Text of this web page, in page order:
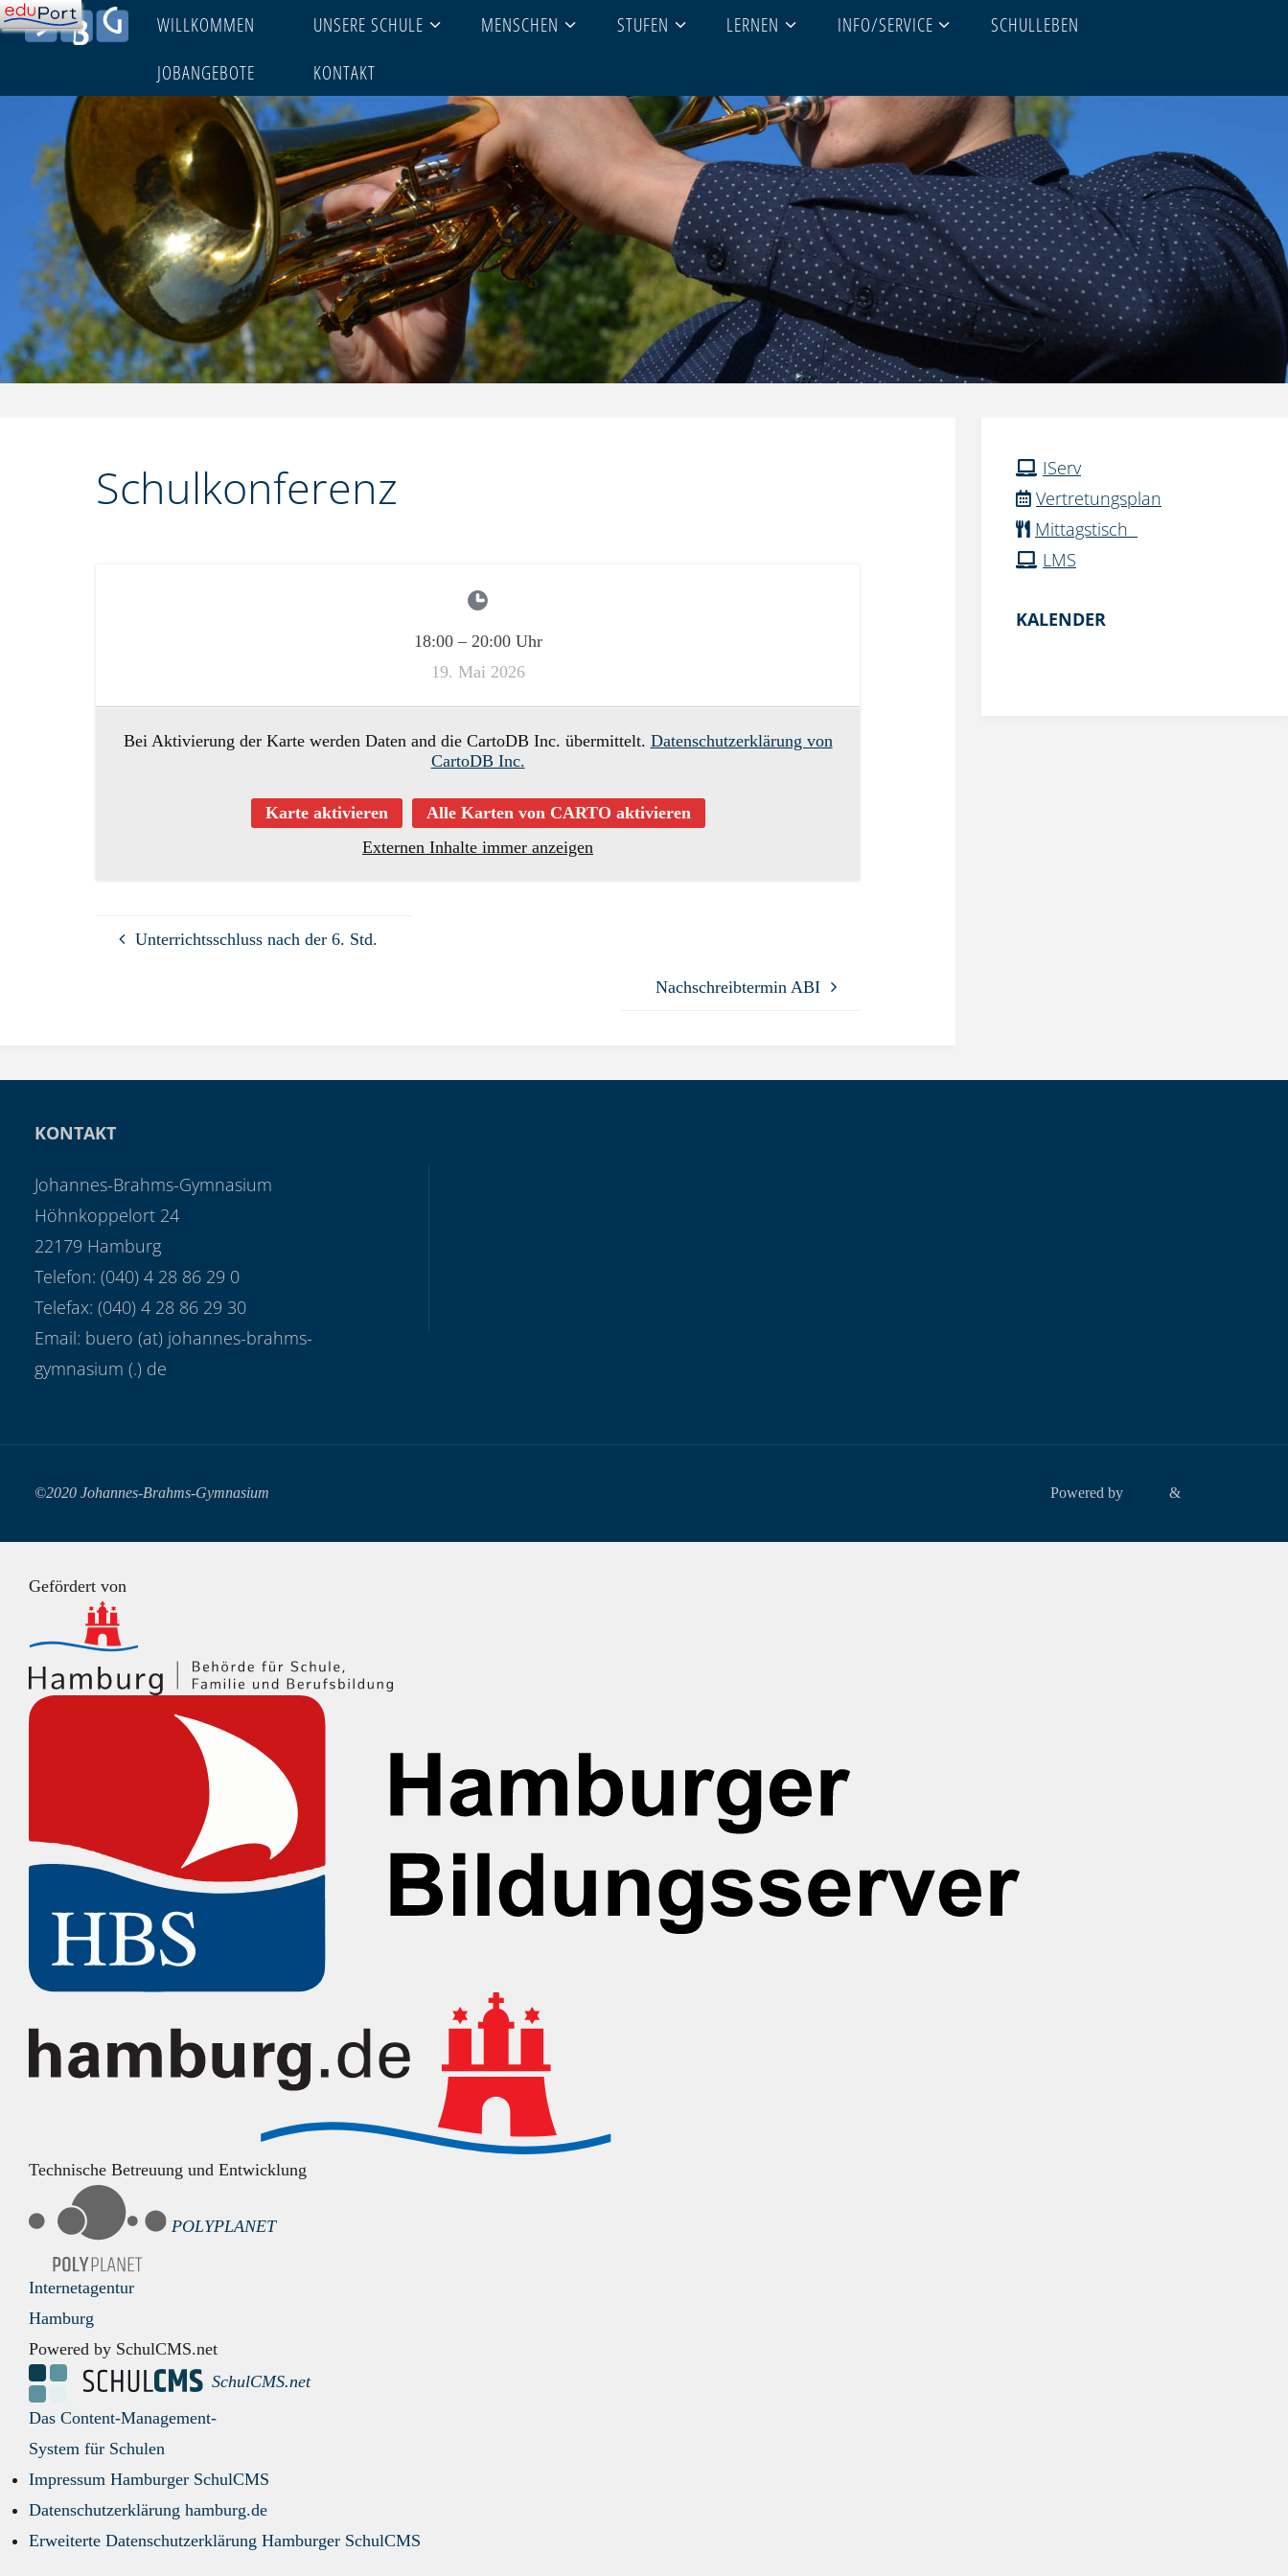
Skip
WILLKOMMEN UNSERE SCHULE MENSCHEN STUFEN LERNEN INFO/SERVICE
SCHULLEBEN
JOBANGEBOTE
KONTAKT
Schulkonferenz
18:00– 20:00Uhr
19. Mai 2026
Bei Aktivierung der Karte werden Daten and die CartoDB Inc. übermittelt. Datenschutzerklärung von
CartoDB Inc.
Karte aktivieren
Alle Karten von CARTO aktivieren
Externen Inhalte immer anzeigen
Unterrichtsschluss nach der 6. Std.
Nachschreibtermin ABI
IServ
Vertretungsplan
Mittagstisch
LMS
KALENDER
KONTAKT
Johannes-Brahms-Gymnasium
Höhnkoppelort 24
22179 Hamburg
Telefon: (040) 4 28 86 29 0
Telefax: (040) 4 28 86 29 30
Email: buero (at) johannes-brahms-
gymnasium (.) de
©2020 Johannes-Brahms-Gymnasium Powered by &
Gefördert von
Technische Betreuung und Entwicklung
POLYPLANET
Internetagentur
Hamburg
Powered by SchulCMS.net
SchulCMS.net
Das Content-Management-
System für Schulen
Impressum Hamburger SchulCMS
Datenschutzerklärung hamburg.de
Erweiterte Datenschutzerklärung Hamburger SchulCMS